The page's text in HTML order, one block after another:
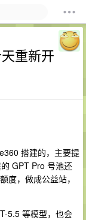
重新开
搭建的，主要提
GPT Pro 号池还
度，做成公益站，
5.5 等模型，也会